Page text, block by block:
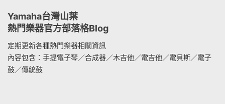
Yamaha台灣山葉
熱門樂器官方部落格Blog
定期更新各種熱門樂器相關資訊
內容包含：手提電子琴／合成器／木吉他／電吉他／電貝斯／電子
鼓／傳統鼓